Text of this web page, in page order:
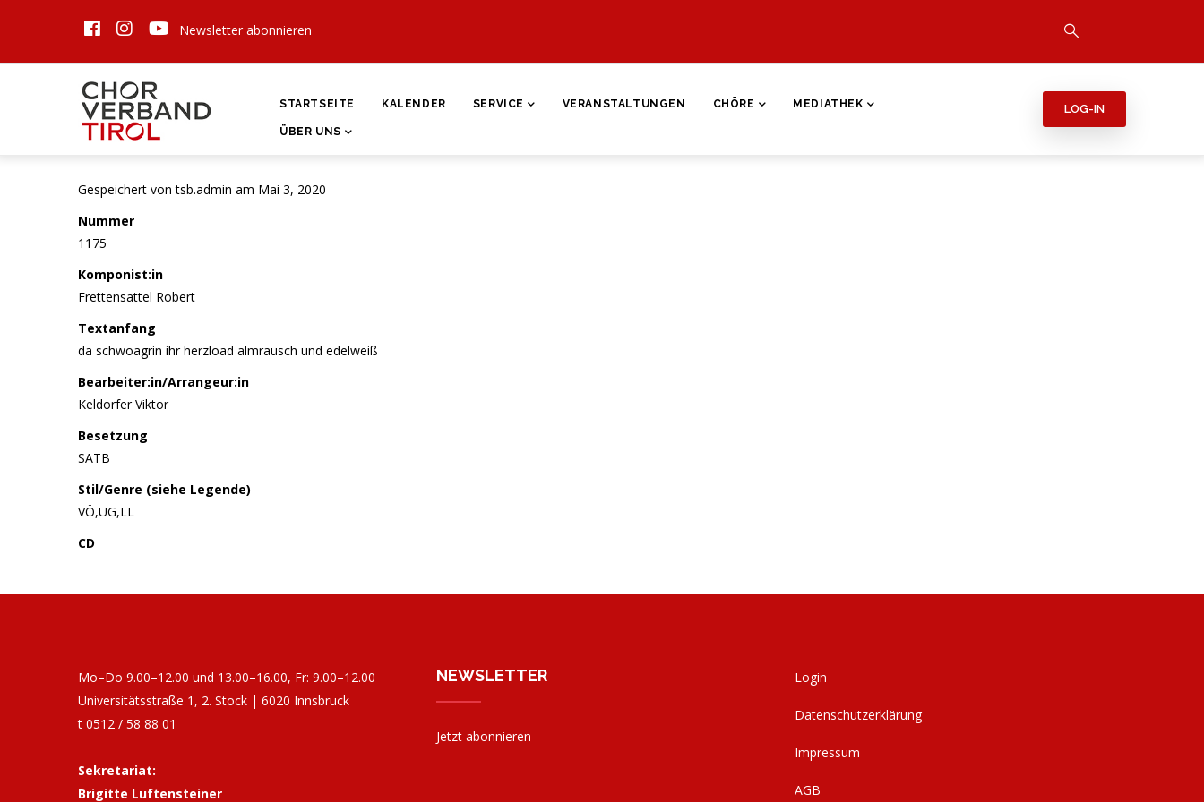
Newsletter abonnieren
HAUPTNAVIGATION
STARTSEITE KALENDER SERVICE VERANSTALTUNGEN CHÖRE MEDIATHEK
ÜBER UNS
LOG-IN
Gespeichert vontsb.admin am Mai 3, 2020
Nummer
1175
Komponist:in
Frettensattel Robert
Textanfang
da schwoagrin ihr herzload almrausch und edelweiß
Bearbeiter:in/Arrangeur:in
Keldorfer Viktor
Besetzung
SATB
Stil/Genre (siehe Legende)
VÖ,UG,LL
CD
---
Mo–Do 9.00–12.00 und 13.00–16.00, Fr: 9.00–12.00
Universitätsstraße 1, 2. Stock | 6020 Innsbruck
t 0512 / 58 88 01
Sekretariat:
Brigitte Luftensteiner
NEWSLETTER
Jetzt abonnieren
Login
Datenschutzerklärung
Impressum
AGB